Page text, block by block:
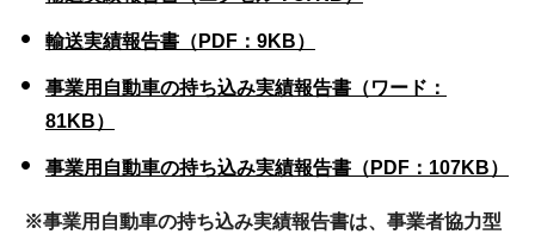
輸送実績報告書（PDF：9KB）
事業用自動車の持ち込み実績報告書（ワード：
81KB）
事業用自動車の持ち込み実績報告書（PDF：107KB）
※事業用自動車の持ち込み実績報告書は、事業者協力型